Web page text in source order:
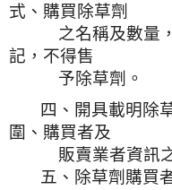
式、購買除草劑
之名稱及數量
記，不得售
予除草劑。
四、開具載明除
圍、購買者及
販賣業者資訊
五、除草劑購買